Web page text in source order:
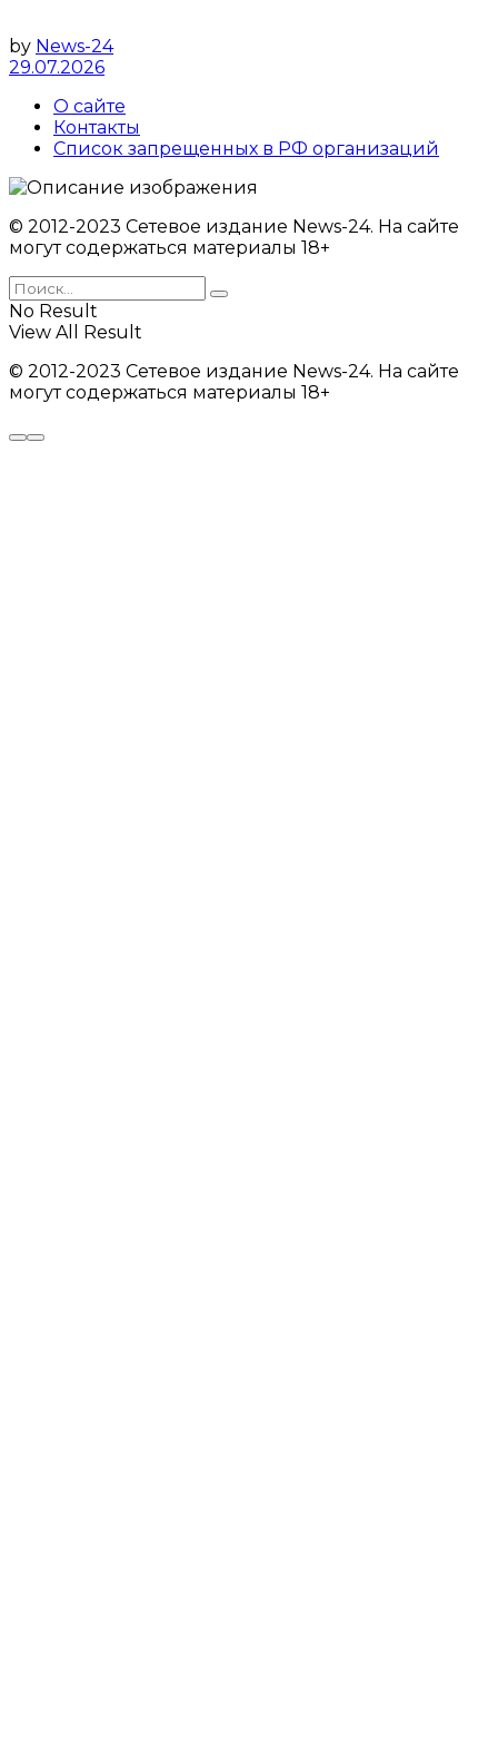
by News-24
29.07.2026
О сайте
Контакты
Список запрещенных в РФ организаций
© 2012-2023 Сетевое издание News-24. На сайте
могут содержаться материалы 18+
No Result
View All Result
© 2012-2023 Сетевое издание News-24. На сайте
могут содержаться материалы 18+